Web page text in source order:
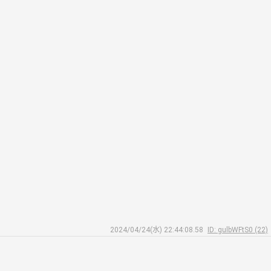
2024/04/24(水) 22:44:08.58 ID: gulbWFtS0 (22)